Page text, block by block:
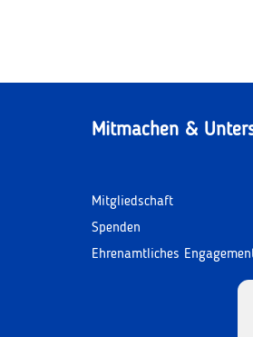
Mitmachen &
Mitgliedschaft
Spenden
Ehrenamtliches